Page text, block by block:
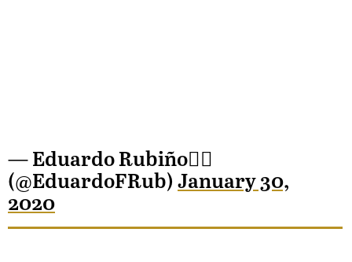
— Eduardo Rubiño🏳️‍🌈
(@EduardoFRub) January 30,
2020